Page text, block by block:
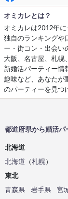
オミカレとは？
オミカレは2012年
独自のランキングや
ー・街コン・出会い
大阪、名古屋、札幌
新婚活パーティー情
趣味など、あなたが
のパーティーを見つ
都道府県から婚活パ
北海道
北海道 （札幌）
東北
青森県
岩手県 宮